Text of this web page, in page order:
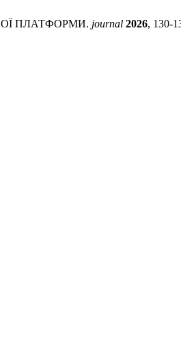
ПЛАТФОРМИ. journal 2026, 130-